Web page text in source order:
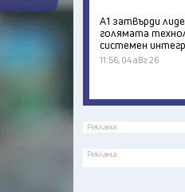
А1 затвърди
голямата
системен
11:56, 04 авг 26
Реклама
Реклама